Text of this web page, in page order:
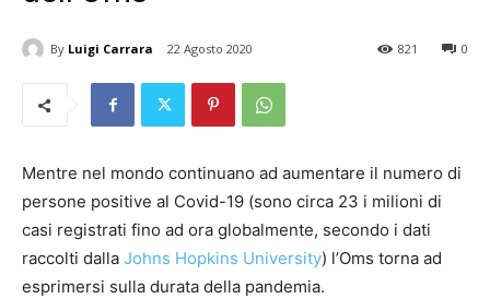
By Luigi Carrara 22 Agosto 2020 0
821
Mentre nel mondo continuano ad aumentare il numero di
persone positive al Covid-19 (sono circa 23 i milioni di
casi registrati fino ad ora globalmente, secondo i dati
raccolti dalla Johns Hopkins University) l’Oms torna ad
esprimersi sulla durata della pandemia.